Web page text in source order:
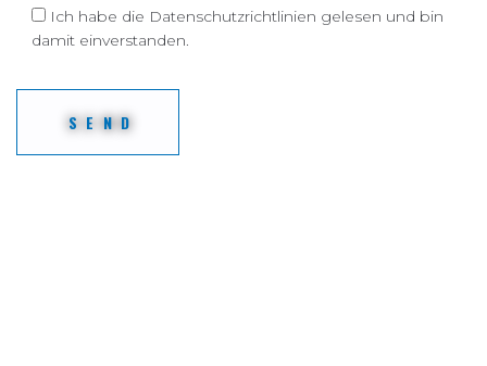
Ich habe die Datenschutzrichtlinien gelesen und bin
damit einverstanden.